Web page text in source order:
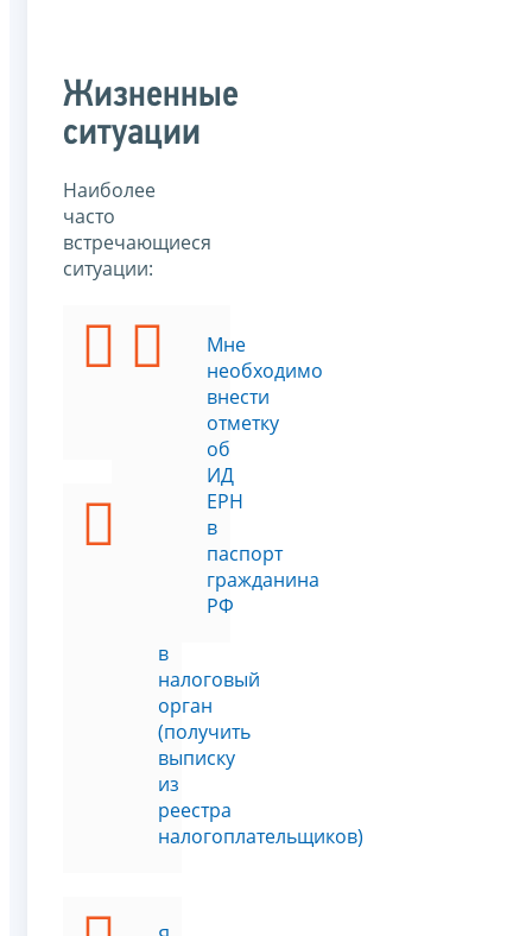
Жизненные
ситуации
Наиболее
часто
встречающиеся
ситуации:
хочу
узнать
встать
в
налоговый
орган
(получить
выписку
из
реестра
налогоплательщиков)
Мне
необходимо
внести
отметку
об
ИД
ЕРН
в
паспорт
гражданина
РФ